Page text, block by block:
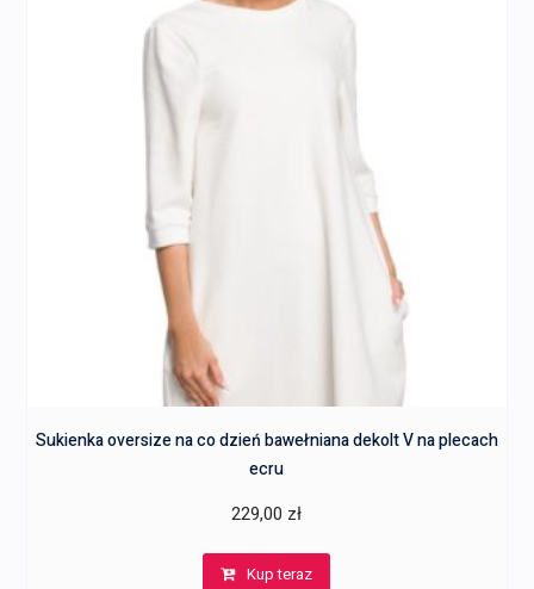
Sukienka oversize na co dzień bawełniana dekolt V na plecach
ecru
229,00 zł
Kup teraz